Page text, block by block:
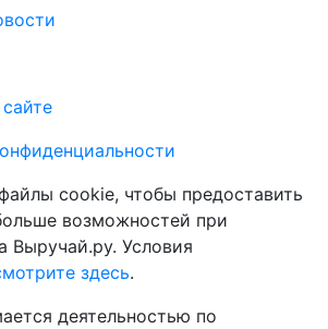
cookie, чтобы предоставить
возможностей при
Выручай.ру. Условия
здесь.
деятельностью по